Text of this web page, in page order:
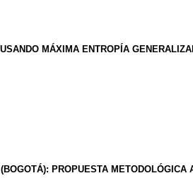
MÁXIMA ENTROPÍA
PROPUESTA METODOLÓGICA